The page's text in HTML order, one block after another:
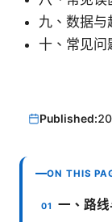
九、数据
十、常见问
Published:
ON THIS
一、路